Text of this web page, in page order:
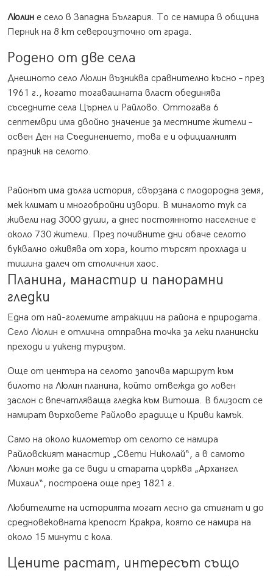
Люлин е село в Западна България. То се намира в община
Перник на 8 km североизточно от града.
Родено от две села
Днешното село Люлин възниква сравнително късно – през
1961 г., когато тогавашната власт обединява
съседните села Църнел и Райлово. Оттогава 6
септември има двойно значение за местните жители –
освен Ден на Съединението, това е и официалният
празник на селото.
Районът има дълга история, свързана с плодородна земя,
мек климат и многобройни извори. В миналото тук са
живели над 3000 души, а днес постоянното население е
около 730 жители. През почивните дни обаче селото
буквално оживява от хора, които търсят прохлада и
тишина далеч от столичния хаос.
Планина, манастир и панорамни
гледки
Една от най-големите атракции на района е природата.
Село Люлин е отлична отправна точка за леки планински
преходи и уикенд туризъм.
Още от центъра на селото започва маршрут към
билото на Люлин планина, който отвежда до ловен
заслон с впечатляваща гледка към Витоша. В близост се
намират върховете Райлово градище и Криви камък.
Само на около километър от селото се намира
Райловският манастир „Свети Николай“, а в самото
Люлин може да се види и старата църква „Архангел
Михаил“, построена още през 1821 г.
Любителите на историята могат лесно да стигнат и до
средновековната крепост Кракра, която се намира на
около 15 минути с кола.
Цените растат, интересът също